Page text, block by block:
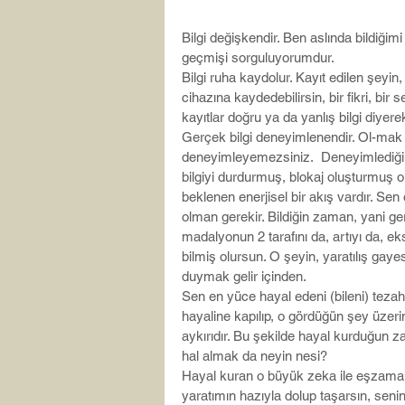
Bilgi değişkendir. Ben aslında
geçmişi sorguluyorumdur.
Bilgi ruha kaydolur. Kayıt edilen
cihazına kaydedebilirsin, bir fikri, bir
kayıtlar doğru ya da yanlış bilgi
Gerçek bilgi deneyimlenendir. Ol-
deneyimleyemezsiniz.
bilgiyi durdurmuş, blokaj oluşturmuş
beklenen enerjisel bir akış vardır.
olman gerekir. Bildiğin zaman, yani
madalyonun 2 tarafını da, artıyı da,
bilmiş olursun. O şeyin, yaratılış
duymak gelir içinden.
Sen en yüce hayal edeni (bileni)
hayaline kapılıp, o gördüğün şey
aykırıdır. Bu şekilde hayal kurduğun
hal almak da neyin nesi?
Hayal kuran o büyük zeka ile
yaratımın hazıyla dolup taşarsın,